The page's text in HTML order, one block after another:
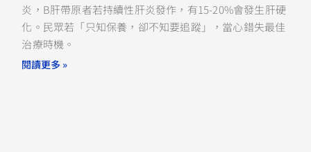
炎，B肝帶原者若持續性肝炎發作，有15-20%會發生肝硬
化。民眾若「只知保養，卻不知要追蹤」，當心錯失最佳
治療時機。
閱讀更多 »